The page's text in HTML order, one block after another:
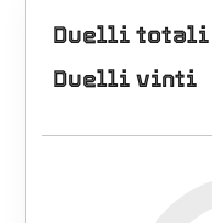
Duelli totali
Duelli vinti